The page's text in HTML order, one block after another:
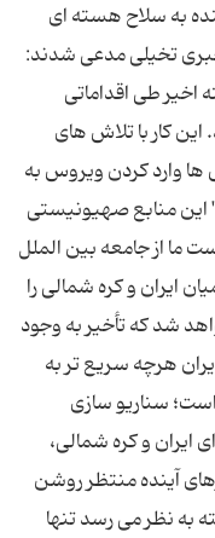
توانست طی 3 سال آینده به سلاح هسته ای
تخیلی مدعی شدند:
اخیر طی اقداماتی
کار با تلاش های
ها وارد کردن ویروس به
منابع صهیونیستی
ما از جامعه بین الملل
ایران و کره شمالی را
شد که تأخیر به وجود
هرچه سریع تر به
سناریو سازی
و کره شمالی،
آینده منتظر روشن
به نظر می رسد تنها